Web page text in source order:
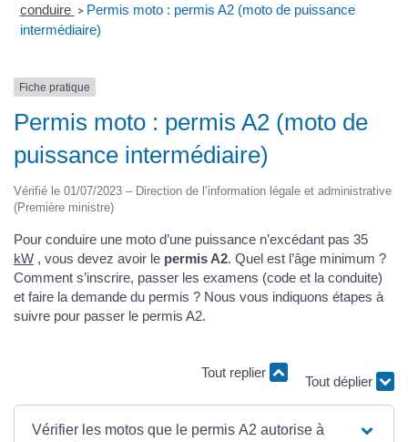
conduire > Permis moto : permis A2 (moto de puissance
intermédiaire)
Fiche pratique
Permis moto : permis A2 (moto de
puissance intermédiaire)
Vérifié le 01/07/2023 – Direction de l’information légale et administrative
(Première ministre)
Pour conduire une moto d’une puissance n’excédant pas 35
kW , vous devez avoir le permis A2. Quel est l’âge minimum ?
Comment s’inscrire, passer les examens (code et la conduite)
et faire la demande du permis ? Nous vous indiquons étapes à
suivre pour passer le permis A2.
Tout replier Tout déplier
Vérifier les motos que le permis A2 autorise à